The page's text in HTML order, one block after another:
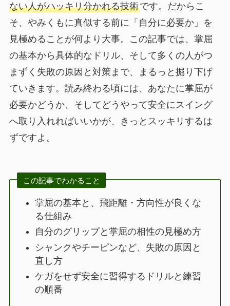
ない人がハッキリ分かれる技術です。だからこ
そ、やみくもに真似する前に「自分に必要か」を
見極めることが何より大事。この記事では、掌屈
の基本から具体的なドリル、そして多くの人がつ
まずく失敗の原因と対策まで、まるっと掘り下げ
ていきます。読み終わる頃には、あなたに掌屈が
必要かどうか、そしてどうやって安全にスイング
へ取り入れればいいかが、きっとスッキリするは
ずですよ。
この記事でわかること
掌屈の基本と、飛距離・方向性が良くな
る仕組み
自分のグリップと掌屈の相性の見極め方
シャンクやチーピンなど、失敗の原因と
直し方
ケガをせず安全に習得するドリルと練習
の順番